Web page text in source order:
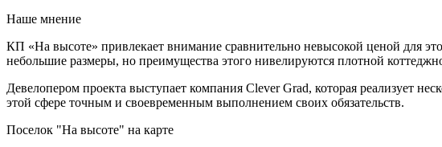
Наше мнение
КП «На высоте» привлекает внимание сравнительно невысокой ценой для
небольшие размеры, но преимущества этого нивелируются плотной
Девелопером проекта выступает компания Clever Grad, которая реализует
этой сфере точным и своевременным выполнением своих обязательств.
Поселок "На высоте" на карте